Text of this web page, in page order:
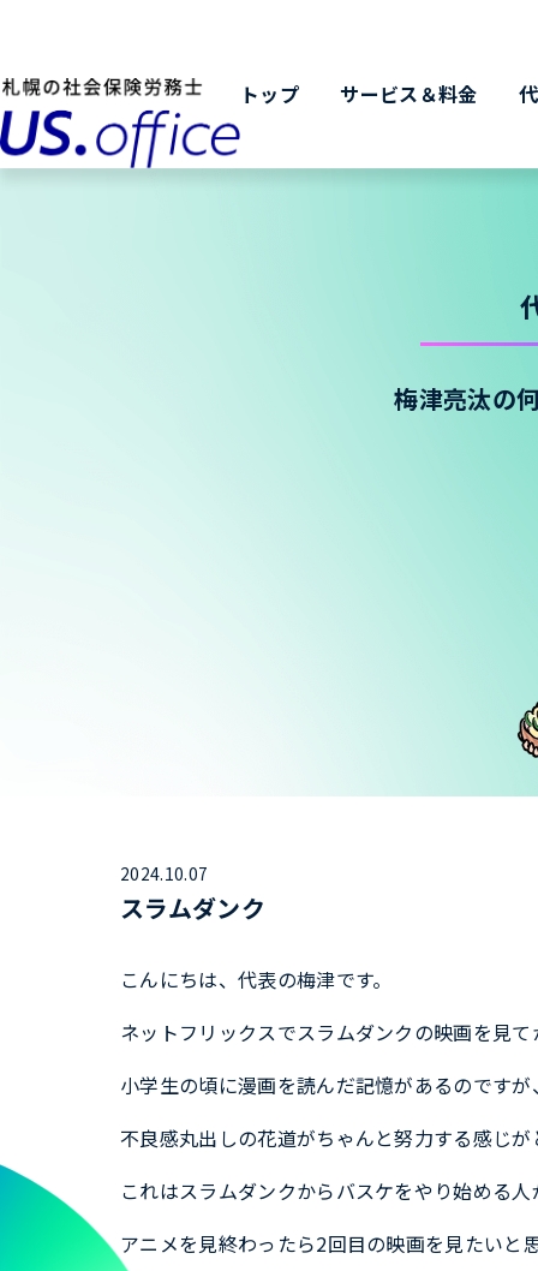
トップ サービス＆料金
梅津亮汰の
2024.10.07
スラムダンク
こんにちは、代表の梅津です。
ネットフリックスでスラムダンクの映画を見
小学生の頃に漫画を読んだ記憶があるのです
不良感丸出しの花道がちゃんと努力する感じが
これはスラムダンクからバスケをやり始める
アニメを見終わったら2回目の映画を見たいと